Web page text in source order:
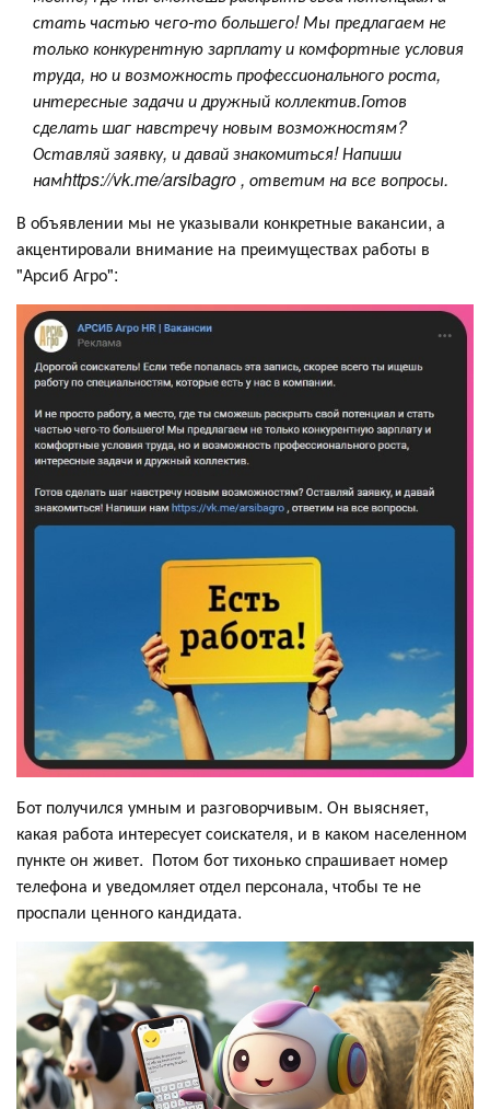
стать частью чего-то большего! Мы предлагаем не
только конкурентную зарплату и комфортные условия
труда, но и возможность профессионального роста,
интересные задачи и дружный коллектив.Готов
сделать шаг навстречу новым возможностям?
Оставляй заявку, и давай знакомиться! Напиши
намhttps://vk.me/arsibagro , ответим на все вопросы.
В объявлении мы не указывали конкретные вакансии, а
акцентировали внимание на преимуществах работы в
"Арсиб Агро":
Бот получился умным и разговорчивым. Он выясняет,
какая работа интересует соискателя, и в каком населенном
пункте он живет. Потом бот тихонько спрашивает номер
телефона и уведомляет отдел персонала, чтобы те не
проспали ценного кандидата.